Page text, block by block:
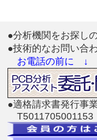
●分析機関をお探し
●技術的なお問い合
お電話の前に ↓
●適格請求書発行事
T5011705001153